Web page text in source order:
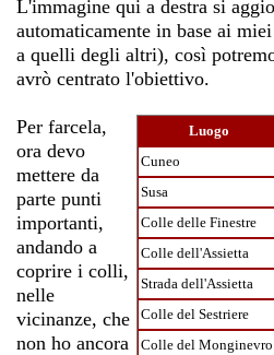
L'immagine qui a destra si
automaticamente in base ai
a quelli degli altri), così
avrò centrato l'obiettivo.
Luogo
Cuneo
Susa
Colle delle Finestre
Colle dell'Assietta
Strada dell'Assietta
Colle del Sestriere
Colle del Monginevro
Per farcela,
ora devo
mettere da
parte punti
importanti,
andando a
coprire i colli,
nelle
vicinanze, che
non ho ancora